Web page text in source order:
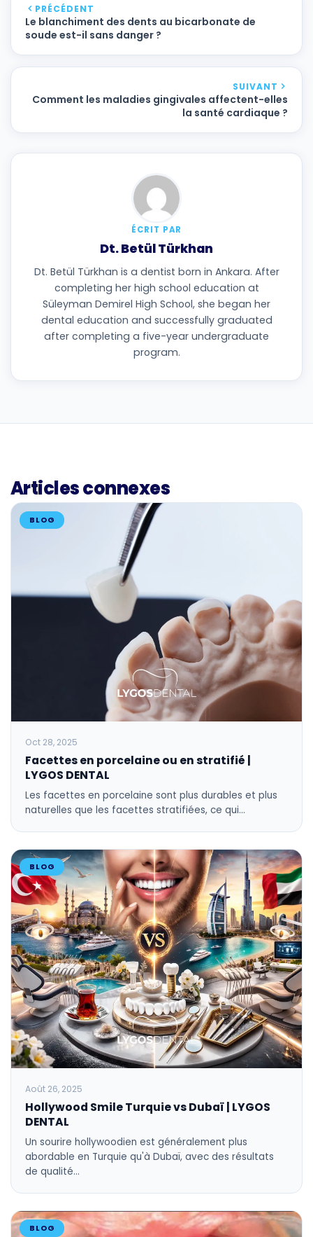
PRÉCÉDENT
Le blanchiment des dents au bicarbonate de
soude est-il sans danger ?
SUIVANT
Comment les maladies gingivales affectent-elles
la santé cardiaque ?
ÉCRIT PAR
Dt. Betül Türkhan
Dt. Betül Türkhan is a dentist born in Ankara. After
completing her high school education at
Süleyman Demirel High School, she began her
dental education and successfully graduated
after completing a five-year undergraduate
program.
Articles connexes
BLOG
Oct 28, 2025
Facettes en porcelaine ou en stratifié |
LYGOS DENTAL
Les facettes en porcelaine sont plus durables et plus
naturelles que les facettes stratifiées, ce qui…
BLOG
Août 26, 2025
Hollywood Smile Turquie vs Dubaï | LYGOS
DENTAL
Un sourire hollywoodien est généralement plus
abordable en Turquie qu'à Dubaï, avec des résultats
de qualité…
BLOG